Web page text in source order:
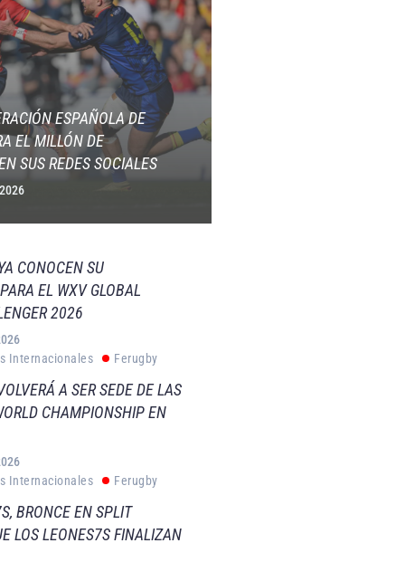
ESPAÑOLA DE
EL MILLÓN DE
SUS REDES SOCIALES
CONOCEN SU
EL WXV GLOBAL
2026
Internacionales
Ferugby
A SER SEDE DE LAS
CHAMPIONSHIP EN
Internacionales
Ferugby
BRONCE EN SPLIT
LOS LEONES7S FINALIZAN